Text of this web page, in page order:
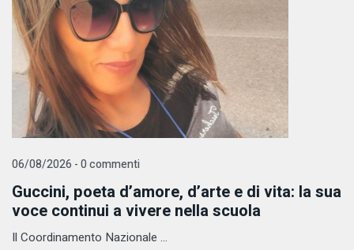
06/08/2026 - 0 commenti
Guccini, poeta d’amore, d’arte e di vita: la sua
voce continui a vivere nella scuola
Il Coordinamento Nazionale ...